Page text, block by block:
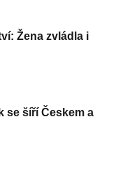
Žena zvládla i
se šíří Českem a